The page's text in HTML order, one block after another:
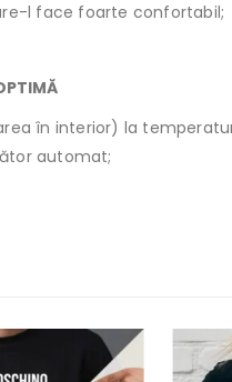
l face foarte confortabil;
în interior) la
automat;